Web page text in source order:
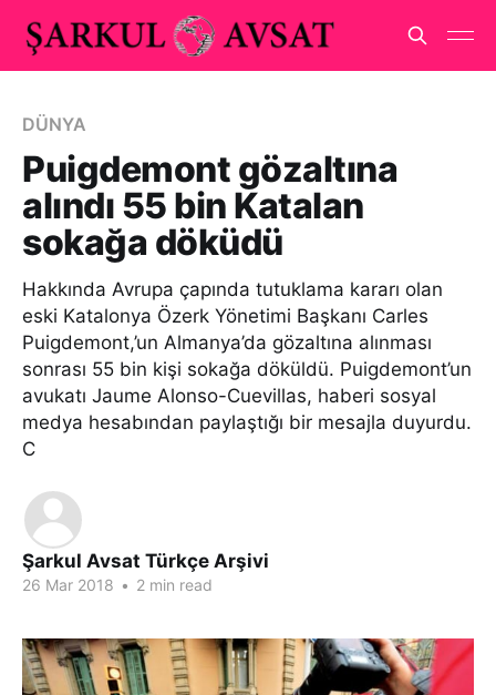
DÜNYA
Puigdemont gözaltına
alındı 55 bin Katalan
sokağa döküdü
Hakkında Avrupa çapında tutuklama kararı olan
eski Katalonya Özerk Yönetimi Başkanı Carles
Puigdemont,’un Almanya’da gözaltına alınması
sonrası 55 bin kişi sokağa döküldü. Puigdemont’un
avukatı Jaume Alonso-Cuevillas, haberi sosyal
medya hesabından paylaştığı bir mesajla duyurdu.
C
Şarkul Avsat Türkçe Arşivi
26 Mar 2018 • 2 min read